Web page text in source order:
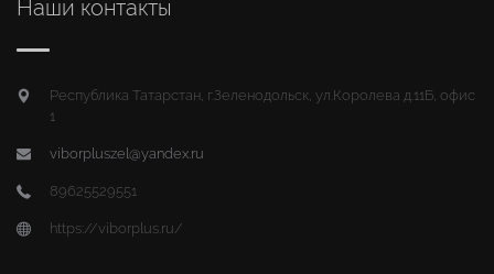
Наши контакты
Республика Татарстан, г.Зеленодольск, ул.Королева д.11Б, офис
1
viborpluszel@yandex.ru
89625529551
https://viborplus.ru/